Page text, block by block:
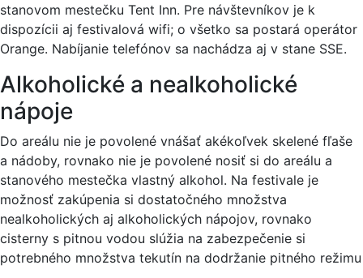
stanovom mestečku Tent Inn. Pre návštevníkov je k
dispozícii aj festivalová wifi; o všetko sa postará operátor
Orange. Nabíjanie telefónov sa nachádza aj v stane SSE.
Alkoholické a nealkoholické
nápoje
Do areálu nie je povolené vnášať akékoľvek skelené fľaše
a nádoby, rovnako nie je povolené nosiť si do areálu a
stanového mestečka vlastný alkohol. Na festivale je
možnosť zakúpenia si dostatočného množstva
nealkoholických aj alkoholických nápojov, rovnako
cisterny s pitnou vodou slúžia na zabezpečenie si
potrebného množstva tekutín na dodržanie pitného režimu